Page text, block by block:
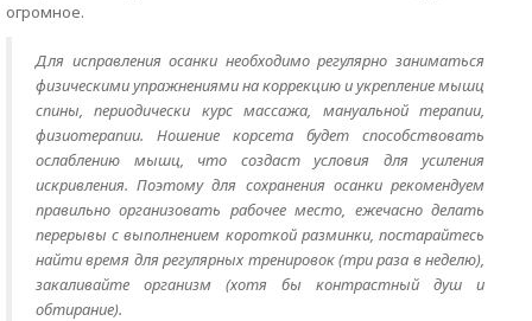
огромное.
Для исправления осанки необходимо регулярно заниматься
физическими упражнениями на коррекцию и укрепление мышц
спины, периодически курс массажа, мануальной терапии,
физиотерапии. Ношение корсета будет способствовать
ослаблению мышц, что создаст условия для усиления
искривления. Поэтому для сохранения осанки рекомендуем
правильно организовать рабочее место, ежечасно делать
перерывы с выполнением короткой разминки, постарайтесь
найти время для регулярных тренировок (три раза в неделю),
закаливайте организм (хотя бы контрастный душ и
обтирание).